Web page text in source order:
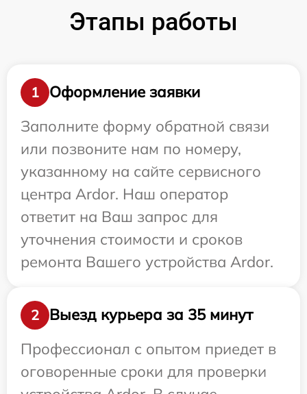
Этапы работы
1
Оформление заявки
Заполните форму обратной связи
или позвоните нам по номеру,
указанному на сайте сервисного
центра Ardor. Наш оператор
ответит на Ваш запрос для
уточнения стоимости и сроков
ремонта Вашего устройства Ardor.
2
Выезд курьера за 35 минут
Профессионал с опытом приедет в
оговоренные сроки для проверки